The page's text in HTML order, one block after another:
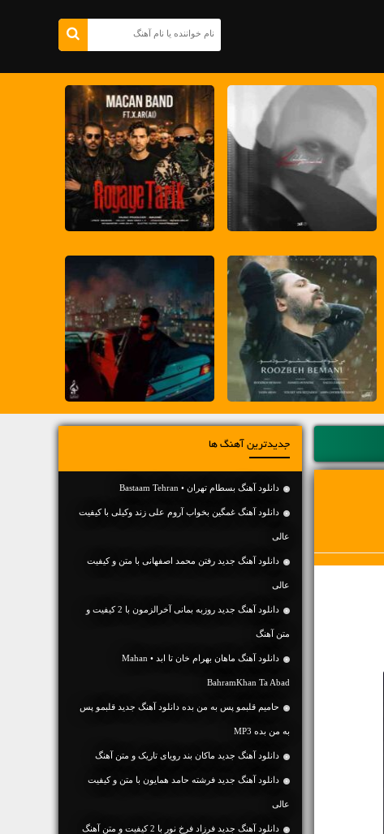
جدیدترین آهنگ ها
دانلود آهنگ بسطام تهران • Bastaam Tehran
دانلود آهنگ غمگین بخواب آروم علی زند وکیلی با کیفیت
عالی
دانلود آهنگ جديد رفتن محمد اصفهانی با متن و کیفیت
عالی
دانلود آهنگ جديد روزبه بمانی آخرالزمون با 2 کیفیت و
متن آهنگ
دانلود آهنگ ماهان بهرام خان تا ابد • Mahan
BahramKhan Ta Abad
حامیم قلبمو پس به من بده دانلود آهنگ جدید قلبمو پس
به من بده MP3
دانلود آهنگ جديد ماکان بند رویای تاریک و متن آهنگ
دانلود آهنگ جديد فرشته حامد همایون با متن و کیفیت
عالی
دانلود آهنگ جديد فرزاد فرخ نور با 2 کیفیت و متن آهنگ